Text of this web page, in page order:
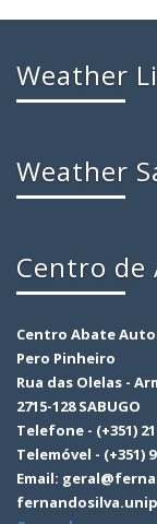
Weather
Weather
Centro de
Centro Abate
Pero Pinheiro
Rua das Olelas -
2715-128 SABUGO
Telefone - (+351)
Telemóvel - (+351)
Email: